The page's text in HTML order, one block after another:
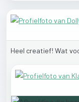
Heel creatief! Wat